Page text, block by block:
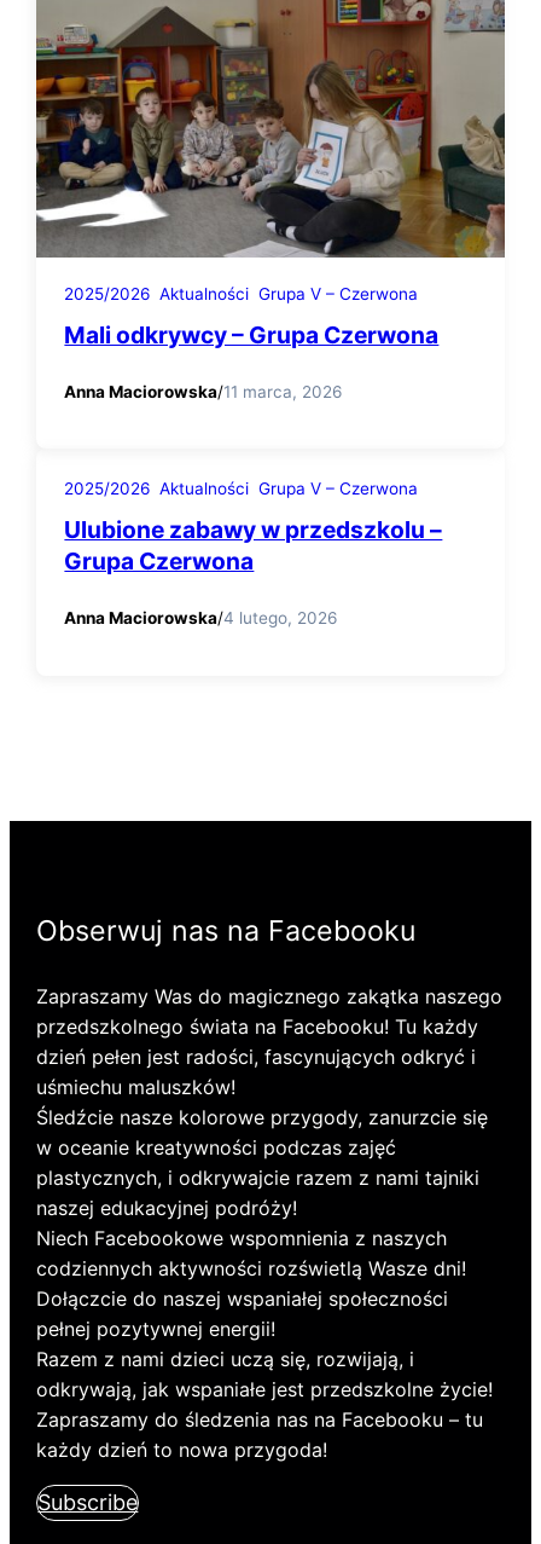
2025/2026 Aktualności Grupa V – Czerwona
Mali odkrywcy – Grupa Czerwona
Anna Maciorowska/11 marca, 2026
2025/2026 Aktualności Grupa V – Czerwona
Ulubione zabawy w przedszkolu –
Grupa Czerwona
Anna Maciorowska/4 lutego, 2026
Obserwuj nas na Facebooku
Zapraszamy Was do magicznego zakątka naszego
przedszkolnego świata na Facebooku! Tu każdy
dzień pełen jest radości, fascynujących odkryć i
uśmiechu maluszków!
Śledźcie nasze kolorowe przygody, zanurzcie się
w oceanie kreatywności podczas zajęć
plastycznych, i odkrywajcie razem z nami tajniki
naszej edukacyjnej podróży!
Niech Facebookowe wspomnienia z naszych
codziennych aktywności rozświetlą Wasze dni!
Dołączcie do naszej wspaniałej społeczności
pełnej pozytywnej energii!
Razem z nami dzieci uczą się, rozwijają, i
odkrywają, jak wspaniałe jest przedszkolne życie!
Zapraszamy do śledzenia nas na Facebooku – tu
każdy dzień to nowa przygoda!
Subscribe